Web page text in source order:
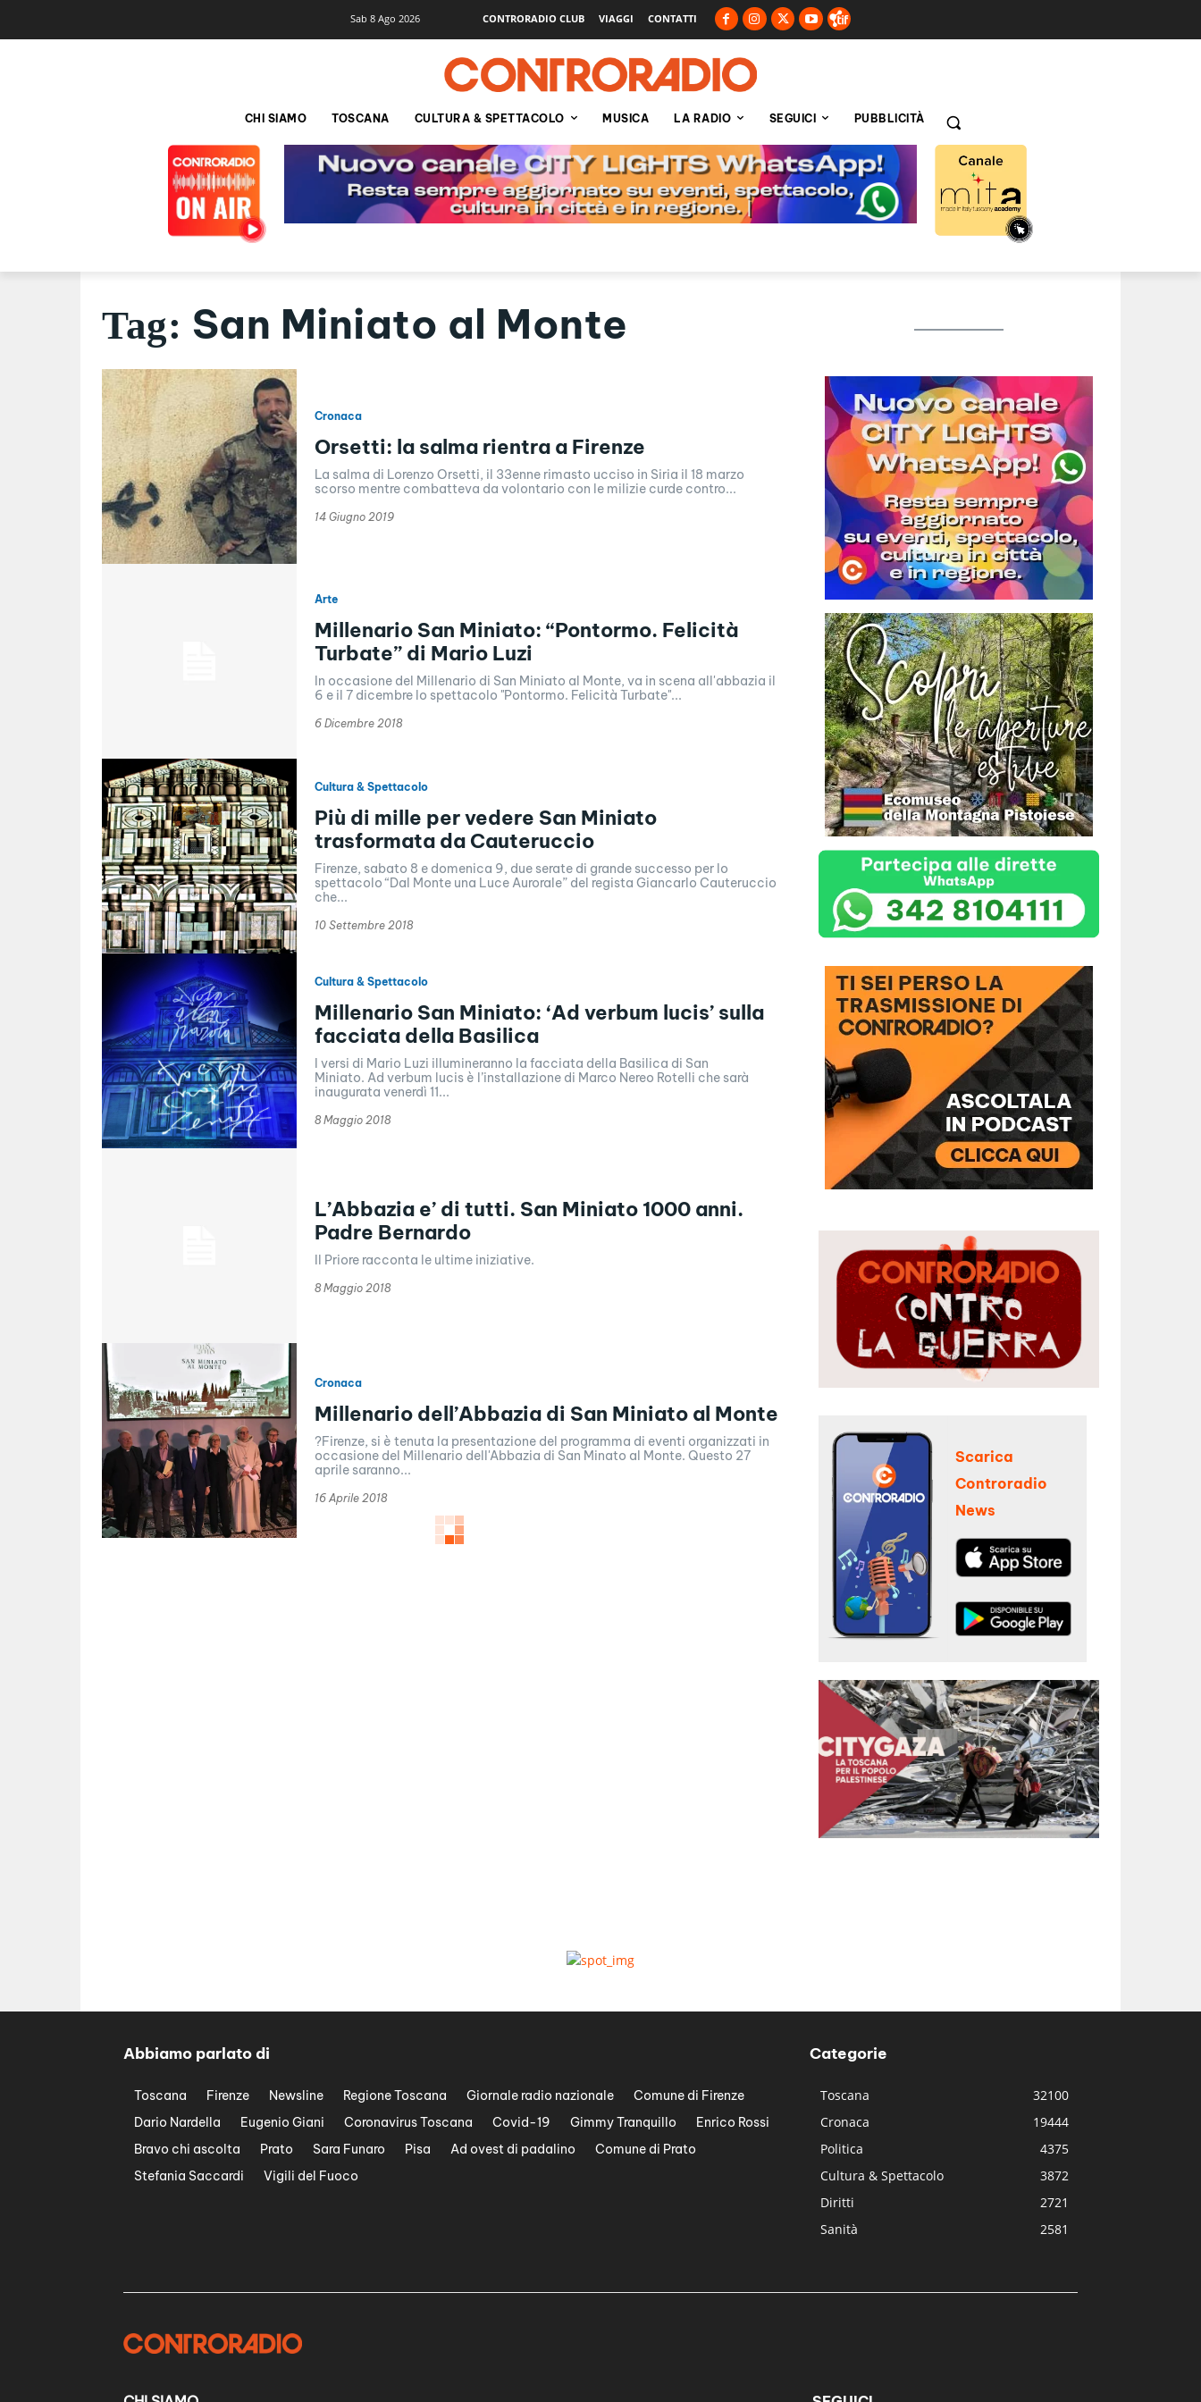
Sab 8 Ago 2026 CONTRORADIO CLUB VIAGGI CONTATTI
CHI SIAMO TOSCANA CULTURA & SPETTACOLO MUSICA LA RADIO SEGUICI PUBBLICITÀ
Tag: San Miniato al Monte
Cronaca
Orsetti: la salma rientra a Firenze
La salma di Lorenzo Orsetti, il 33enne rimasto ucciso in Siria il 18 marzo
scorso mentre combatteva da volontario con le milizie curde contro...
14 Giugno 2019
Arte
Millenario San Miniato: “Pontormo. Felicità
Turbate” di Mario Luzi
In occasione del Millenario di San Miniato al Monte, va in scena all'abbazia il
6 e il 7 dicembre lo spettacolo "Pontormo. Felicità Turbate"...
6 Dicembre 2018
Cultura & Spettacolo
Più di mille per vedere San Miniato
trasformata da Cauteruccio
Firenze, sabato 8 e domenica 9, due serate di grande successo per lo
spettacolo “Dal Monte una Luce Aurorale” del regista Giancarlo Cauteruccio
che...
10 Settembre 2018
Cultura & Spettacolo
Millenario San Miniato: ‘Ad verbum lucis’ sulla
facciata della Basilica
I versi di Mario Luzi illumineranno la facciata della Basilica di San
Miniato. Ad verbum lucis è l’installazione di Marco Nereo Rotelli che sarà
inaugurata venerdì 11...
8 Maggio 2018
L’Abbazia e’ di tutti. San Miniato 1000 anni.
Padre Bernardo
Il Priore racconta le ultime iniziative.
8 Maggio 2018
Cronaca
Millenario dell’Abbazia di San Miniato al Monte
?Firenze, si è tenuta la presentazione del programma di eventi organizzati in
occasione del Millenario dell'Abbazia di San Minato al Monte. Questo 27
aprile saranno...
16 Aprile 2018
Scarica
Controradio
News
Abbiamo parlato di
Toscana Firenze Newsline Regione Toscana Giornale radio nazionale
Comune di Firenze
Dario Nardella
Eugenio Giani Coronavirus Toscana Covid-19 Gimmy Tranquillo
Enrico Rossi
Bravo chi ascolta
Prato Sara Funaro Pisa Ad ovest di padalino
Comune di Prato
Stefania Saccardi
Vigili del Fuoco
Categorie
Toscana
32100
Cronaca
19444
Politica
4375
Cultura & Spettacolo
3872
Diritti
2721
Sanità
2581